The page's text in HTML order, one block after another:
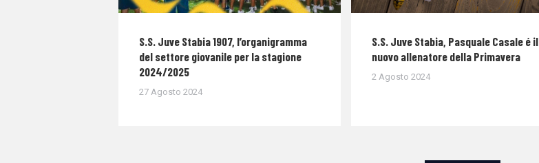
S.S. Juve Stabia 1907, l’organigramma
del settore giovanile per la stagione
2024/2025
27 Agosto 2024
S.S. Juve Stabia, Pasquale Casale é il
nuovo allenatore della Primavera
2 Agosto 2024